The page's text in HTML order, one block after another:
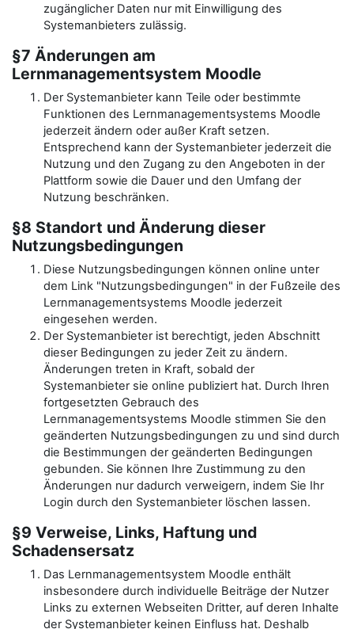
zugänglicher Daten nur mit Einwilligung des
Systemanbieters zulässig.
§7 Änderungen am
Lernmanagementsystem Moodle
Der Systemanbieter kann Teile oder bestimmte
Funktionen des Lernmanagementsystems Moodle
jederzeit ändern oder außer Kraft setzen.
Entsprechend kann der Systemanbieter jederzeit die
Nutzung und den Zugang zu den Angeboten in der
Plattform sowie die Dauer und den Umfang der
Nutzung beschränken.
§8 Standort und Änderung dieser
Nutzungsbedingungen
Diese Nutzungsbedingungen können online unter
dem Link "Nutzungsbedingungen" in der Fußzeile des
Lernmanagementsystems Moodle jederzeit
eingesehen werden.
Der Systemanbieter ist berechtigt, jeden Abschnitt
dieser Bedingungen zu jeder Zeit zu ändern.
Änderungen treten in Kraft, sobald der
Systemanbieter sie online publiziert hat. Durch Ihren
fortgesetzten Gebrauch des
Lernmanagementsystems Moodle stimmen Sie den
geänderten Nutzungsbedingungen zu und sind durch
die Bestimmungen der geänderten Bedingungen
gebunden. Sie können Ihre Zustimmung zu den
Änderungen nur dadurch verweigern, indem Sie Ihr
Login durch den Systemanbieter löschen lassen.
§9 Verweise, Links, Haftung und
Schadensersatz
Das Lernmanagementsystem Moodle enthält
insbesondere durch individuelle Beiträge der Nutzer
Links zu externen Webseiten Dritter, auf deren Inhalte
der Systemanbieter keinen Einfluss hat. Deshalb